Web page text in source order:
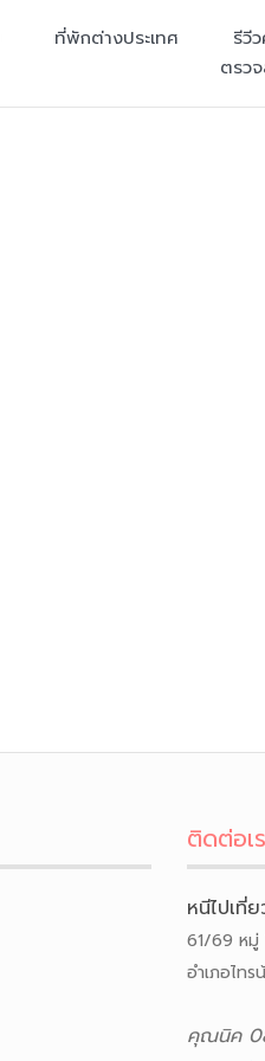
ที่พักต่างประเทศ รีวี
ตรว
ติดต่อเ
หนีไปเที่
61/69 หมู่
อำเภอไท
คุณนิค